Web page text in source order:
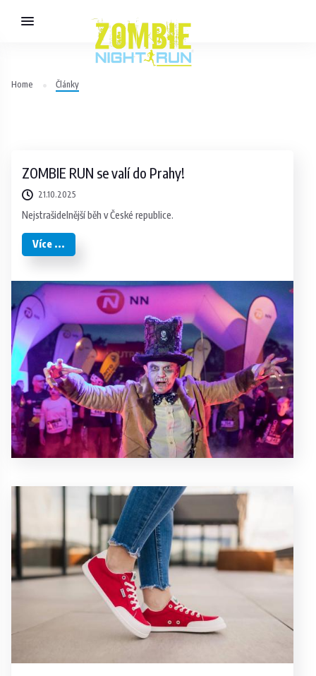
Home Články
ZOMBIE RUN se valí do Prahy!
21.10.2025
Nejstrašidelnější běh v České republice.
Více ...